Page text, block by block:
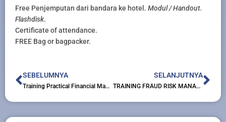
Free Penjemputan dari bandara ke hotel . Modul / Handout.
Flashdisk.
Certificate of attendance.
FREE Bag or bagpacker.
Prev
SEBELUMNYA
Training Practical Financial Management & Decision Making
SELANJUTNYA
TRAINING FRAUD RISK MANAGEMENT